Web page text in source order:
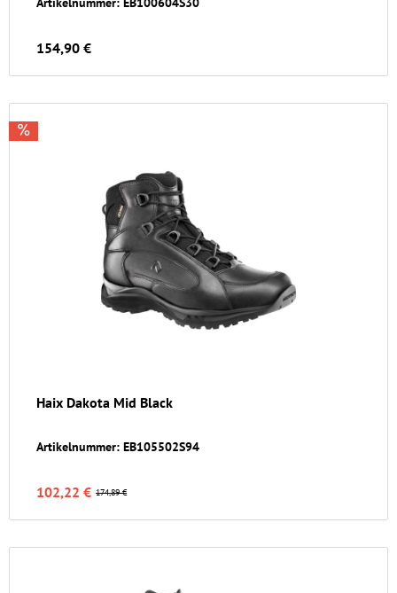
154,90 €
Haix Dakota Mid Black
Artikelnummer: EB105502S94
174,89 €
102,22 €